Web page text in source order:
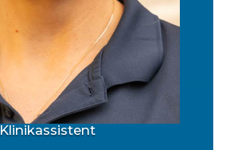
Klinikassistent